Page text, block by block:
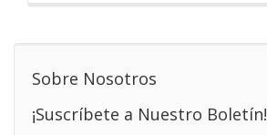
Sobre Nosotros
¡Suscríbete a Nuestro Boletín!